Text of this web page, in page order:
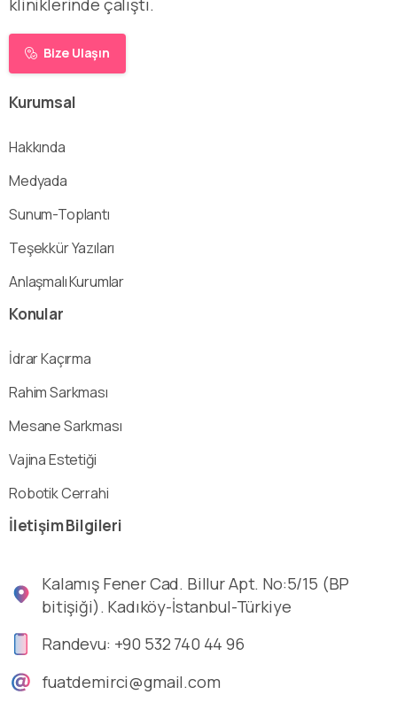
kliniklerinde çalıştı.
Bize Ulaşın
Kurumsal
Hakkında
Medyada
Sunum-Toplantı
Teşekkür Yazıları
Anlaşmalı Kurumlar
Konular
İdrar Kaçırma
Rahim Sarkması
Mesane Sarkması
Vajina Estetiği
Robotik Cerrahi
İletişimBilgileri
Kalamış Fener Cad. Billur Apt. No:5/15 (BP
bitişiği). Kadıköy-İstanbul-Türkiye
Randevu: +90 532 740 44 96
fuatdemirci@gmail.com